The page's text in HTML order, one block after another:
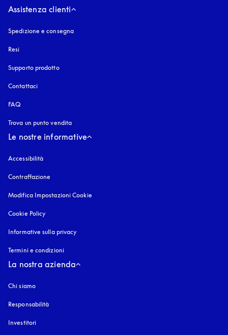
Assistenza clienti
Spedizione e consegna
Resi
Supporto prodotto
Contattaci
FAQ
Trova un punto vendita
Le nostre informative
Accessibilità
Contraffazione
Modifica Impostazioni Cookie
Cookie Policy
Informative sulla privacy
Termini e condizioni
La nostra azienda
Chi siamo
Responsabilità
Investitori